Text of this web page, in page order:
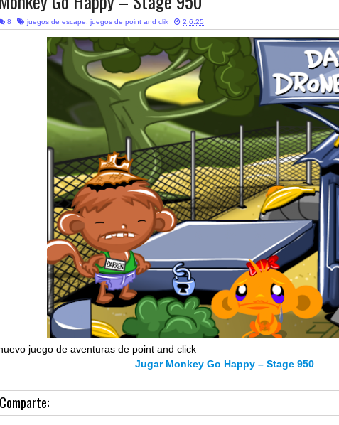
8 juegos de escape juegos de point and clik 2.6.25
juego de aventuras de point and click
Jugar Monkey Go Happy – Stage 950
Comparte: